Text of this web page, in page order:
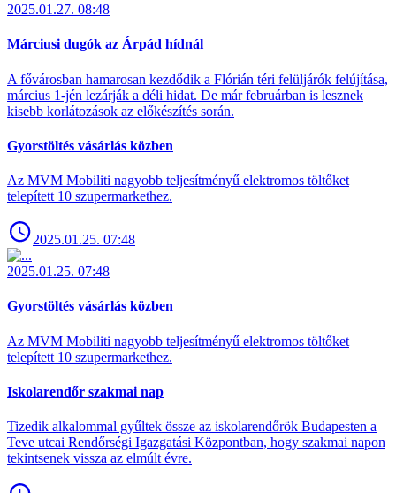
2025.01.27. 08:48
Márciusi dugók az Árpád hídnál
A fővárosban hamarosan kezdődik a Flórián téri felüljárók felújítása,
március 1-jén lezárják a déli hidat. De már februárban is lesznek
kisebb korlátozások az előkészítés során.
Gyorstöltés vásárlás közben
Az MVM Mobiliti nagyobb teljesítményű elektromos töltőket
telepített 10 szupermarkethez.
2025.01.25. 07:48
2025.01.25. 07:48
Gyorstöltés vásárlás közben
Az MVM Mobiliti nagyobb teljesítményű elektromos töltőket
telepített 10 szupermarkethez.
Iskolarendőr szakmai nap
Tizedik alkalommal gyűltek össze az iskolarendőrök Budapesten a
Teve utcai Rendőrségi Igazgatási Központban, hogy szakmai napon
tekintsenek vissza az elmúlt évre.